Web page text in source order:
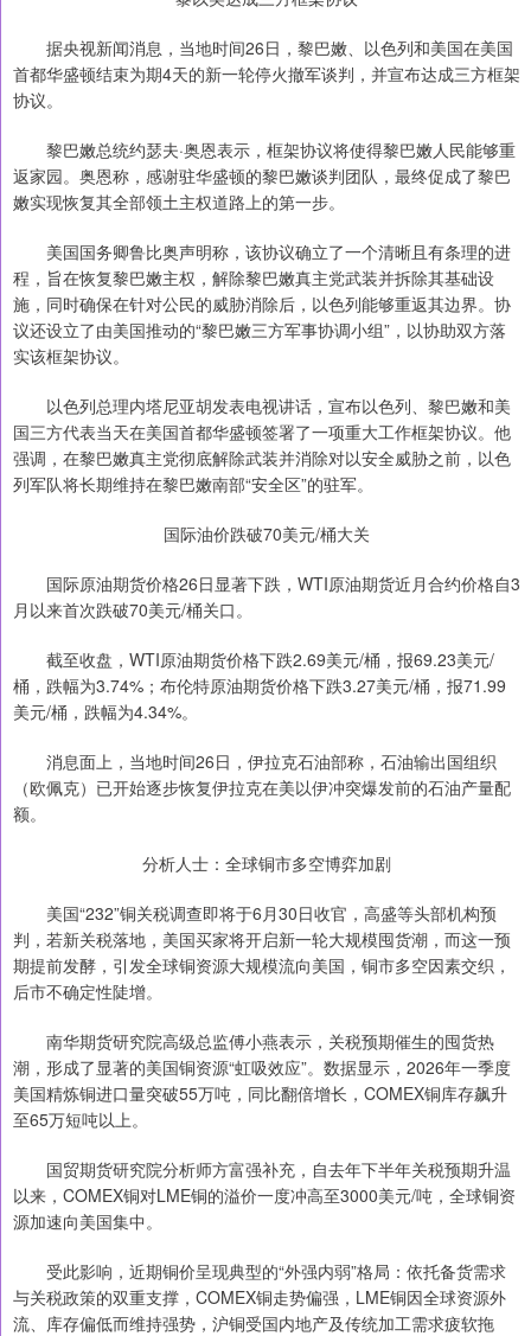
据央视新闻消息，当地时间26日，黎巴嫩、以色列和美国在美国
首都华盛顿结束为期4天的新一轮停火撤军谈判，并宣布达成三方框架
协议。
黎巴嫩总统约瑟夫·奥恩表示，框架协议将使得黎巴嫩人民能够重
返家园。奥恩称，感谢驻华盛顿的黎巴嫩谈判团队，最终促成了黎巴
嫩实现恢复其全部领土主权道路上的第一步。
美国国务卿鲁比奥声明称，该协议确立了一个清晰且有条理的进
程，旨在恢复黎巴嫩主权，解除黎巴嫩真主党武装并拆除其基础设
施，同时确保在针对公民的威胁消除后，以色列能够重返其边界。协
议还设立了由美国推动的“黎巴嫩三方军事协调小组”，以协助双方落
实该框架协议。
以色列总理内塔尼亚胡发表电视讲话，宣布以色列、黎巴嫩和美
国三方代表当天在美国首都华盛顿签署了一项重大工作框架协议。他
强调，在黎巴嫩真主党彻底解除武装并消除对以安全威胁之前，以色
列军队将长期维持在黎巴嫩南部“安全区”的驻军。
国际油价跌破70美元/桶大关
国际原油期货价格26日显著下跌，WTI原油期货近月合约价格自3
月以来首次跌破70美元/桶关口。
截至收盘，WTI原油期货价格下跌2.69美元/桶，报69.23美元/
桶，跌幅为3.74%；布伦特原油期货价格下跌3.27美元/桶，报71.99
美元/桶，跌幅为4.34%。
消息面上，当地时间26日，伊拉克石油部称，石油输出国组织
（欧佩克）已开始逐步恢复伊拉克在美以伊冲突爆发前的石油产量配
额。
分析人士：全球铜市多空博弈加剧
美国“232”铜关税调查即将于6月30日收官，高盛等头部机构预
判，若新关税落地，美国买家将开启新一轮大规模囤货潮，而这一预
期提前发酵，引发全球铜资源大规模流向美国，铜市多空因素交织，
后市不确定性陡增。
南华期货研究院高级总监傅小燕表示，关税预期催生的囤货热
潮，形成了显著的美国铜资源“虹吸效应”。数据显示，2026年一季度
美国精炼铜进口量突破55万吨，同比翻倍增长，COMEX铜库存飙升
至65万短吨以上。
国贸期货研究院分析师方富强补充，自去年下半年关税预期升温
以来，COMEX铜对LME铜的溢价一度冲高至3000美元/吨，全球铜资
源加速向美国集中。
受此影响，近期铜价呈现典型的“外强内弱”格局：依托备货需求
与关税政策的双重支撑，COMEX铜走势偏强，LME铜因全球资源外
流、库存偏低而维持强势，沪铜受国内地产及传统加工需求疲软拖